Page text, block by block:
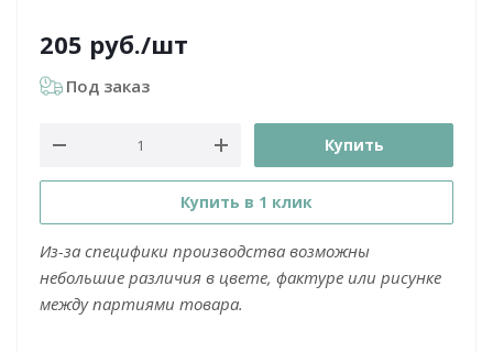
205 руб./шт
Под заказ
Купить
Купить в 1 клик
Из-за специфики производства возможны
небольшие различия в цвете, фактуре или рисунке
между партиями товара.